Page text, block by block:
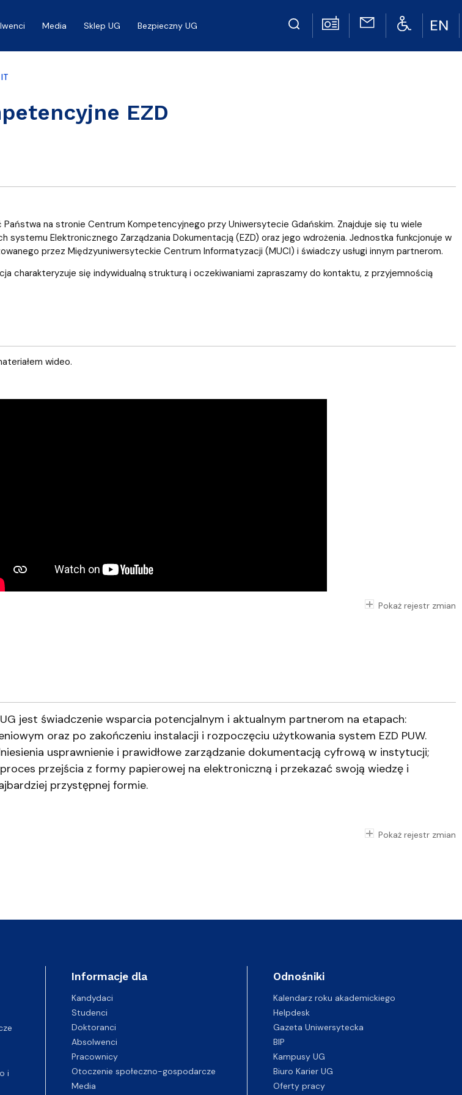
Media Sklep UG Bezpieczny UG
EZD
Państwa na stronie Centrum Kompetencyjnego przy Uniwersytecie Gdańskim. Znajduje się tu wiele
systemu Elektronicznego Zarządzania Dokumentacją (EZD) oraz jego wdrożenia. Jednostka funkcjonuje w
przez Międzyuniwersyteckie Centrum Informatyzacji (MUCI) i świadczy usługi innym partnerom.
charakteryzuje się indywidualną strukturą i oczekiwaniami zapraszamy do kontaktu, z przyjemnością
wideo.
Pokaż rejestr zmian
jest świadczenie wsparcia potencjalnym i aktualnym partnerom na etapach:
oraz po zakończeniu instalacji i rozpoczęciu użytkowania system EZD PUW.
usprawnienie i prawidłowe zarządzanie dokumentacją cyfrową w instytucji;
przejścia z formy papierowej na elektroniczną i przekazać swoją wiedzę i
przystępnej formie.
Pokaż rejestr zmian
i
Informacje dla
Kandydaci
Studenci
Doktoranci
Absolwenci
Pracownicy
Otoczenie społeczno-gospodarcze
Media
Odnośniki
Kalendarz roku akademickiego
Helpdesk
Gazeta Uniwersytecka
BIP
Kampusy UG
Biuro Karier UG
Oferty pracy